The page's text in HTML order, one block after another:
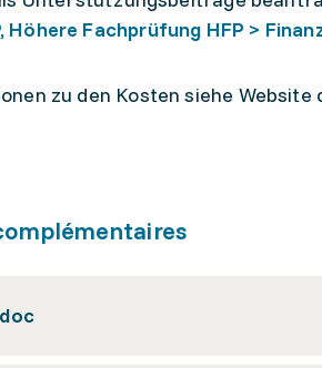
Höhere Fachprüfung HFP >
zu den Kosten siehe Website